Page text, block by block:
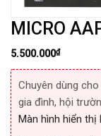
MICRO
5.500.000₫
Chuyên dùng
gia đình, hội
Màn hình hiển thị